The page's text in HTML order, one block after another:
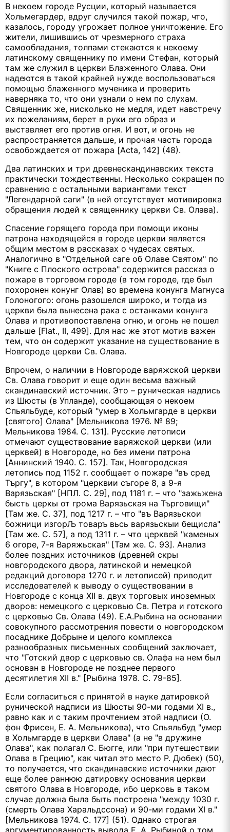
В некоем городе Русции, который называется
Хольмегардер, вдруг случился такой пожар, что,
казалось, городу угрожает полное уничтожение. Его
жители, лишившись от чрезмерного страха
самообладания, толпами стекаются к некоему
латинскому священнику по имени Стефан, который
там же служил в церкви Блаженного Олава. Они
надеются в такой крайней нужде воспользоваться
помощью блаженного мученика и проверить
наверняка то, что они узнали о нем по слухам.
Священник же, нисколько не медля, идет навстречу
их пожеланиям, берет в руки его образ и
выставляет его против огня. И вот, и огонь не
распространяется дальше, и прочая часть города
освобождается от пожара [Acta, 142] (48).
Два латинских и три древнескандинавских текста
практически тождественны. Несколько сокращен по
сравнению с остальными вариантами текст
"Легендарной саги" (в ней отсутствует мотивировка
обращения людей к священнику церкви Св. Олава).
Спасение горящего города при помощи иконы
патрона находящейся в городе церкви является
общим местом в рассказах о чудесах святых.
Аналогично в "Отдельной саге об Олаве Святом" по
"Книге с Плоского острова" содержится рассказ о
пожаре в торговом городе (в том городе, где был
похоронен конунг Олав) во времена конунга Магнуса
Голоногого: огонь разошелся широко, и тогда из
церкви была вынесена рака с останками конунга
Олава и противопоставлена огню, и огонь не пошел
дальше [Flat., II, 499]. Для нас же этот мотив важен
тем, что он содержит указание на существование в
Новгороде церкви Св. Олава.
Впрочем, о наличии в Новгороде варяжской церкви
Св. Олава говорит и еще один весьма важный
скандинавский источник. Это – руническая надпись
из Шюсты (в Упланде), сообщающая о некоем
Спьяльбуде, который "умер в Хольмгарде в церкви
[святого] Олава" [Мельникова 1976. № 89;
Мельникова 1984. С. 131]. Русские летописи
отмечают существование варяжской церкви (или
церквей) в Новгороде, но без имени патрона
[Аннинский 1940. С. 157]. Так, Новгородская
летопись под 1152 г. сообщает о пожаре "въ сред
Търгу", в котором "церквии съгоре 8, а 9-я
Варязьская" [НПЛ. С. 29], под 1181 г. – что "зажьжена
бысть церкы от грома Варязьская на Търговищи"
[Там же. С. 37], под 1217 г. – что "въ Варязьскои
божници изгорЉ товаръ вьсь варязьскыи бещисла"
[Там же. С. 57], а под 1311 г. – что церквей "каменых
6 огоре, 7-я Варяжьская" [Там же. С. 93]. Анализ
более поздних источников (древней скры
новгородского двора, латинской и немецкой
редакций договора 1270 г. и летописей) приводит
исследователей к выводу о существовании в
Новгороде с конца XII в. двух торговых иноземных
дворов: немецкого с церковью Св. Петра и готского
с церковью Св. Олава (49). Е.А.Рыбина на основании
совокупного рассмотрения повести о новгородском
посаднике Добрыне и целого комплекса
разнообразных письменных сообщений заключает,
что "Готский двор с церковью св. Олафа на нем был
основан в Новгороде не позднее первого
десятилетия XII в." [Рыбина 1978. С. 79-85].
Если согласиться с принятой в науке датировкой
рунической надписи из Шюсты 90-ми годами XI в.,
равно как и с таким прочтением этой надписи (О.
фон Фрисен, Е. А. Мельникова), что Спьяльбуд "умер
в Хольмгарде в церкви Олава" (а не "в дружине
Олава", как полагал С. Бюгге, или "при путешествии
Олава в Грецию", как читал это место Р. Дюбек) (50),
то получается, что скандинавские источники дают
еще более раннюю датировку основания церкви
святого Олава в Новгороде, ибо церковь в таком
случае должна была быть построена "между 1030 г.
(смерть Олава Харальдссона) и 90-ми годами XI в."
[Мельникова 1974. С. 177] (51). Однако строгая
аргументированность вывода Е. А. Рыбиной о том,